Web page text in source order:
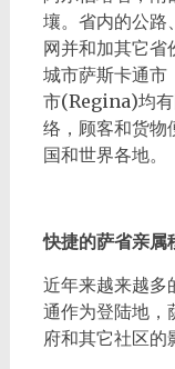
壤。省内的公路
网并和加其它省
城市萨斯卡通
市(Regina)均有
络，顾客和货物
国和世界各地。
快捷的萨省亲属
近年来越来越多
通作为登陆地，
府和其它社区的